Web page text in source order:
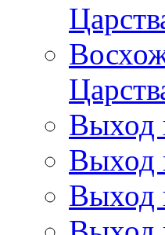
Выход
Выход
Выход